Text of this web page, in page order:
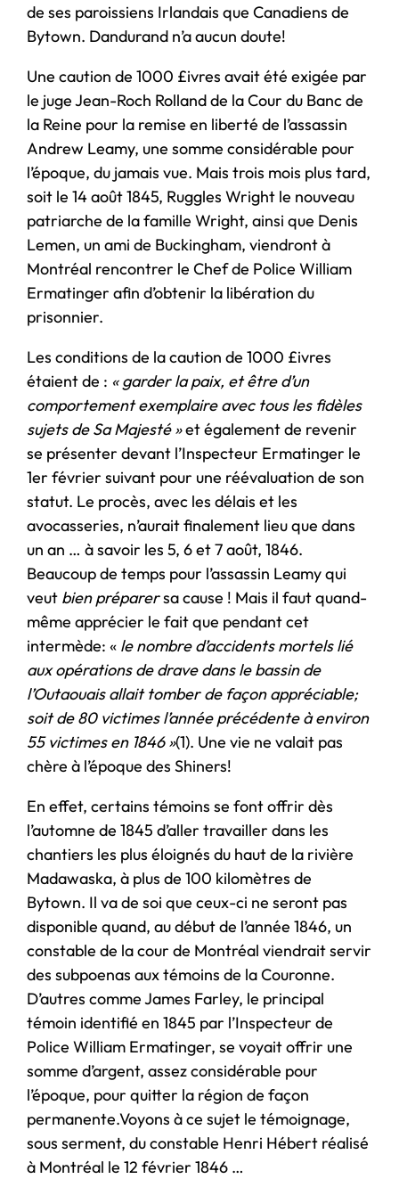
de ses paroissiens Irlandais que Canadiens de
Bytown. Dandurand n’a aucun doute!
Une caution de 1000 £ivres avait été exigée par
le juge Jean-Roch Rolland de la Cour du Banc de
la Reine pour la remise en liberté de l’assassin
Andrew Leamy, une somme considérable pour
l’époque, du jamais vue. Mais trois mois plus tard,
soit le 14 août 1845, Ruggles Wright le nouveau
patriarche de la famille Wright, ainsi que Denis
Lemen, un ami de Buckingham, viendront à
Montréal rencontrer le Chef de Police William
Ermatinger afin d’obtenir la libération du
prisonnier.
Les conditions de la caution de 1000 £ivres
étaient de : « garder la paix, et être d’un
comportement exemplaire avec tous les fidèles
sujets de Sa Majesté »et également de revenir
se présenter devant l’Inspecteur Ermatinger le
1er février suivant pour une réévaluation de son
statut. Le procès, avec les délais et les
avocasseries, n’aurait finalement lieu que dans
un an … à savoir les 5, 6 et 7 août, 1846.
Beaucoup de temps pour l’assassin Leamy qui
veut bien préparersa cause ! Mais il faut quand-
même apprécier le fait que pendant cet
intermède: « le nombre d’accidents mortels lié
aux opérations de drave dans le bassin de
l’Outaouais allait tomber de façon appréciable;
soit de 80 victimes l’année précédente à environ
55 victimes en 1846 »(1). Une vie ne valait pas
chère à l’époque des Shiners!
En effet, certains témoins se font offrir dès
l’automne de 1845 d’aller travailler dans les
chantiers les plus éloignés du haut de la rivière
Madawaska, à plus de 100 kilomètres de
Bytown. Il va de soi que ceux-ci ne seront pas
disponible quand, au début de l’année 1846, un
constable de la cour de Montréal viendrait servir
des subpoenas aux témoins de la Couronne.
D’autres comme James Farley, le principal
témoin identifié en 1845 par l’Inspecteur de
Police William Ermatinger, se voyait offrir une
somme d’argent, assez considérable pour
l’époque, pour quitter la région de façon
permanente.Voyons à ce sujet le témoignage,
sous serment, du constable Henri Hébert réalisé
à Montréal le 12 février 1846 …